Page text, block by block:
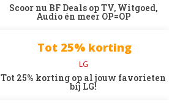
Scoor nu BF Deals op TV, Witgoed,
Audio én meer OP=OP
Tot 25% korting
LG
Tot 25% korting op al jouw favorieten
bij LG!